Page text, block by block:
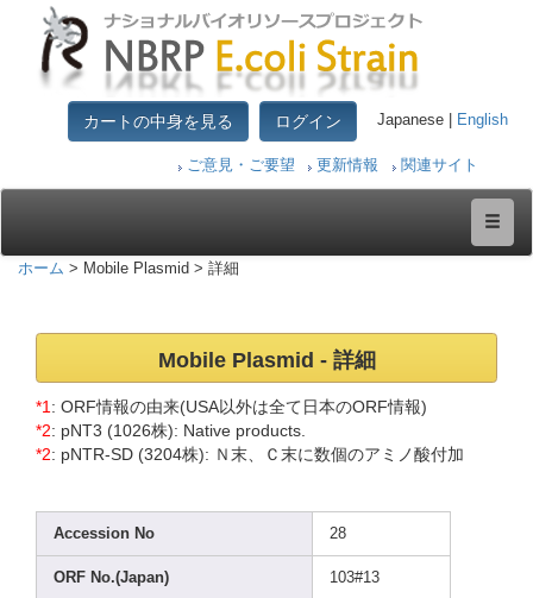
カートの中身を見る ログイン Japanese | English
ご意見・ご要望 更新情報 関連サイト
ホーム > Mobile Plasmid > 詳細
Mobil e Plasmid - 詳細
*1 : ORF情報の由来(USA以外は全て日本のORF情報)
*2: pNT3 (1026株): Native products.
*2: pNTR-SD (3204株): Ｎ末、Ｃ末に数個のアミノ酸付加
Accession No 28
ORF No.(Japan) 103#13